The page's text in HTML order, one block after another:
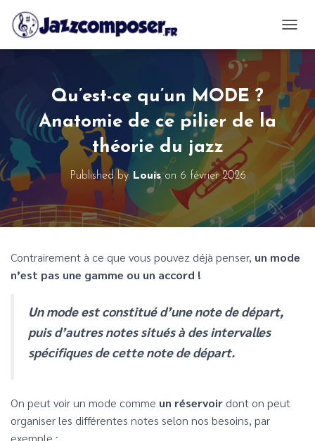
Qu’est-ce qu’un MODE ?
Anatomie de ce pilier de la
théorie du jazz
Published by Louison 6 février 2026
Contrairement à ce que vous pouvez déjà penser, un mode
n’est pas une gamme ou un accord !
Un mode est constitué d’une note de départ,
puis d’autres notes situés à des intervalles
spécifiques de cette note de départ.
On peut voir un mode comme un réservoir dont on peut
organiser les différentes notes selon nos besoins, par
exemple :